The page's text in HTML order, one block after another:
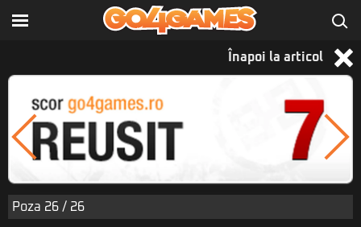
Înapoi la articol
Poza 26 / 26